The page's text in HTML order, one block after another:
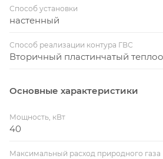
Способ установки
настенный
Способ реализации контура ГВС
Вторичный пластинчатый
Основные характеристики
Мощность, кВт
40
Максимальный расход природного газа